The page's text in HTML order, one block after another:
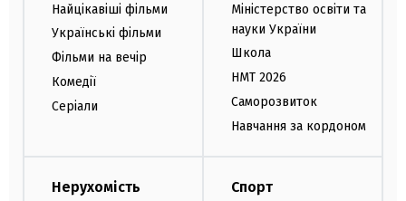
Найцікавіші фільми
Українські фільми
Фільми на вечір
Комедії
Серіали
Міністерство освіти та
науки України
Школа
НМТ 2026
Саморозвиток
Навчання за кордоном
Нерухомість Спорт